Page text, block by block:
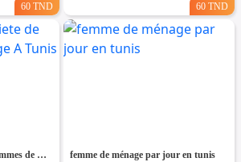
60 TND 60 TND
La Meilleure societe de Femmes de Ménage A Tunis femme de ménage par jour en tunis